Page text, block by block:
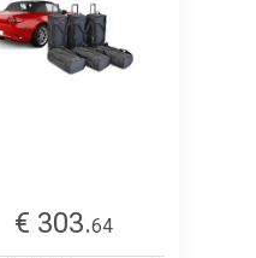
€ 303.64